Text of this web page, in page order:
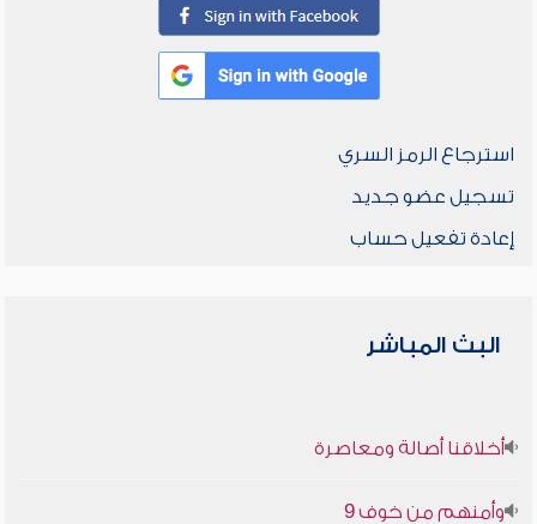
استرجاع الرمز السري
تسجيل عضو جديد
إعادة تفعيل حساب
البث المباشر
أخلاقنا أصالة ومعاصرة
وأمنهم من خوف 9